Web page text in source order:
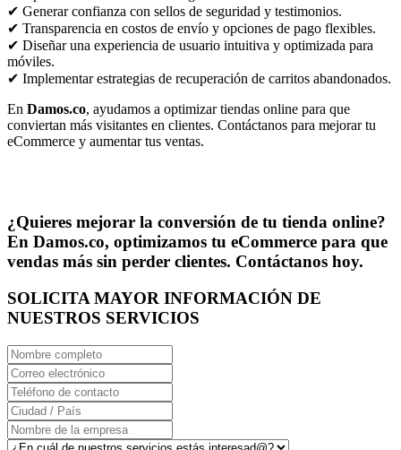
✔ Generar confianza con sellos de seguridad y testimonios.
✔ Transparencia en costos de envío y opciones de pago flexibles.
✔ Diseñar una experiencia de usuario intuitiva y optimizada para
móviles.
✔ Implementar estrategias de recuperación de carritos abandonados.
En Damos.co, ayudamos a optimizar tiendas online para que
conviertan más visitantes en clientes. Contáctanos para mejorar tu
eCommerce y aumentar tus ventas.
¿Quieres mejorar la conversión de tu tienda online?
En Damos.co, optimizamos tu eCommerce para que
vendas más sin perder clientes. Contáctanos hoy.
SOLICITA MAYOR INFORMACIÓN DE
NUESTROS SERVICIOS